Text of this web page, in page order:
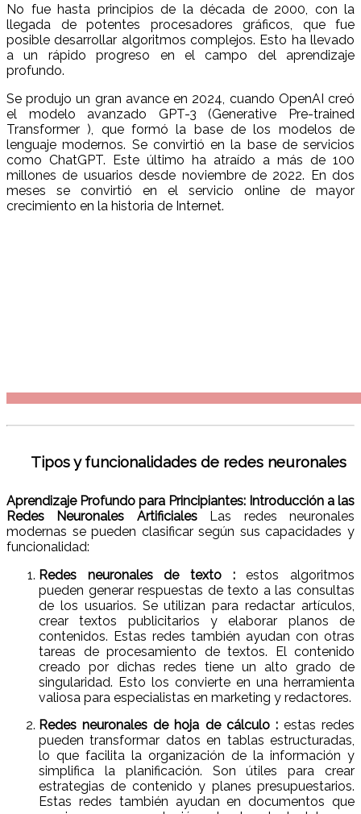
No fue hasta principios de la década de 2000, con la
llegada de potentes procesadores gráficos, que fue
posible desarrollar algoritmos complejos. Esto ha llevado
a un rápido progreso en el campo del aprendizaje
profundo.
Se produjo un gran avance en 2024, cuando OpenAI creó
el modelo avanzado GPT-3 (Generative Pre-trained
Transformer ), que formó la base de los modelos de
lenguaje modernos. Se convirtió en la base de servicios
como ChatGPT. Este último ha atraído a más de 100
millones de usuarios desde noviembre de 2022. En dos
meses se convirtió en el servicio online de mayor
crecimiento en la historia de Internet.
Tipos y funcionalidades de redes neuronales
Aprendizaje Profundo para Principiantes: Introducción a las
Redes Neuronales ArtificialesLas redes neuronales
modernas se pueden clasificar según sus capacidades y
funcionalidad:
Redes neuronales de texto :
estos algoritmos
pueden generar respuestas de texto a las consultas
de los usuarios. Se utilizan para redactar artículos,
crear textos publicitarios y elaborar planos de
contenidos. Estas redes también ayudan con otras
tareas de procesamiento de textos. El contenido
creado por dichas redes tiene un alto grado de
singularidad. Esto los convierte en una herramienta
valiosa para especialistas en marketing y redactores.
Redes neuronales de hoja de cálculo :estas redes
pueden transformar datos en tablas estructuradas,
lo que facilita la organización de la información y
simplifica la planificación. Son útiles para crear
estrategias de contenido y planes presupuestarios.
Estas redes también ayudan en documentos que